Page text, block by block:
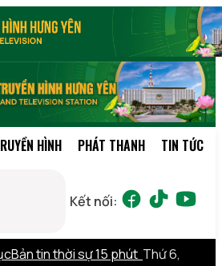
HÌNH PHÁT THANH TIN TỨC
Kết nối:
Bản tin thời sự 15 phút Thứ 6,